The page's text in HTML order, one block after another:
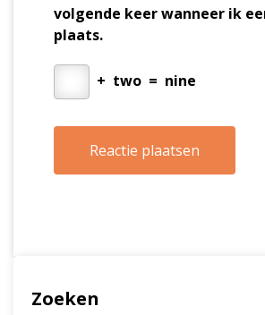
volgende keer wanneer ik
plaats.
+ two = nine
Zoeken